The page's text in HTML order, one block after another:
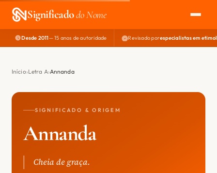
Significadodo Nome
EXPLORAR
NOME PERFEITO
Desde 2011— 15 anos de autoridade Revisado porespecialistas em
Início Letra A Annanda
SIGNIFICADO & ORIGEM
Annanda
Cheia de graça.